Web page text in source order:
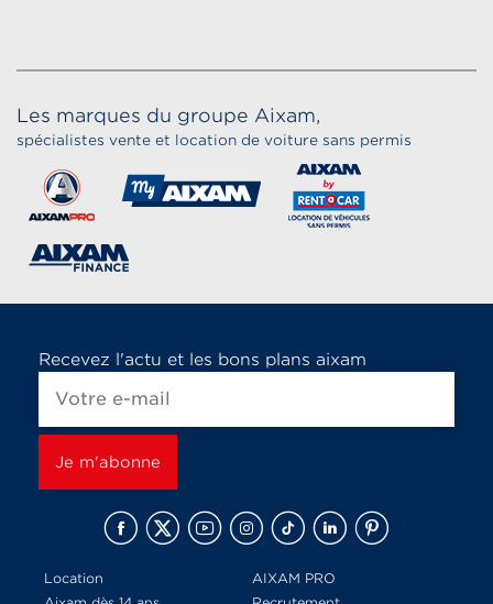
Les marques du groupe Aixam,
spécialistes vente et location de voiture sans permis
Recevez l'actu et les bons plans aixam
Location
AIXAM PRO